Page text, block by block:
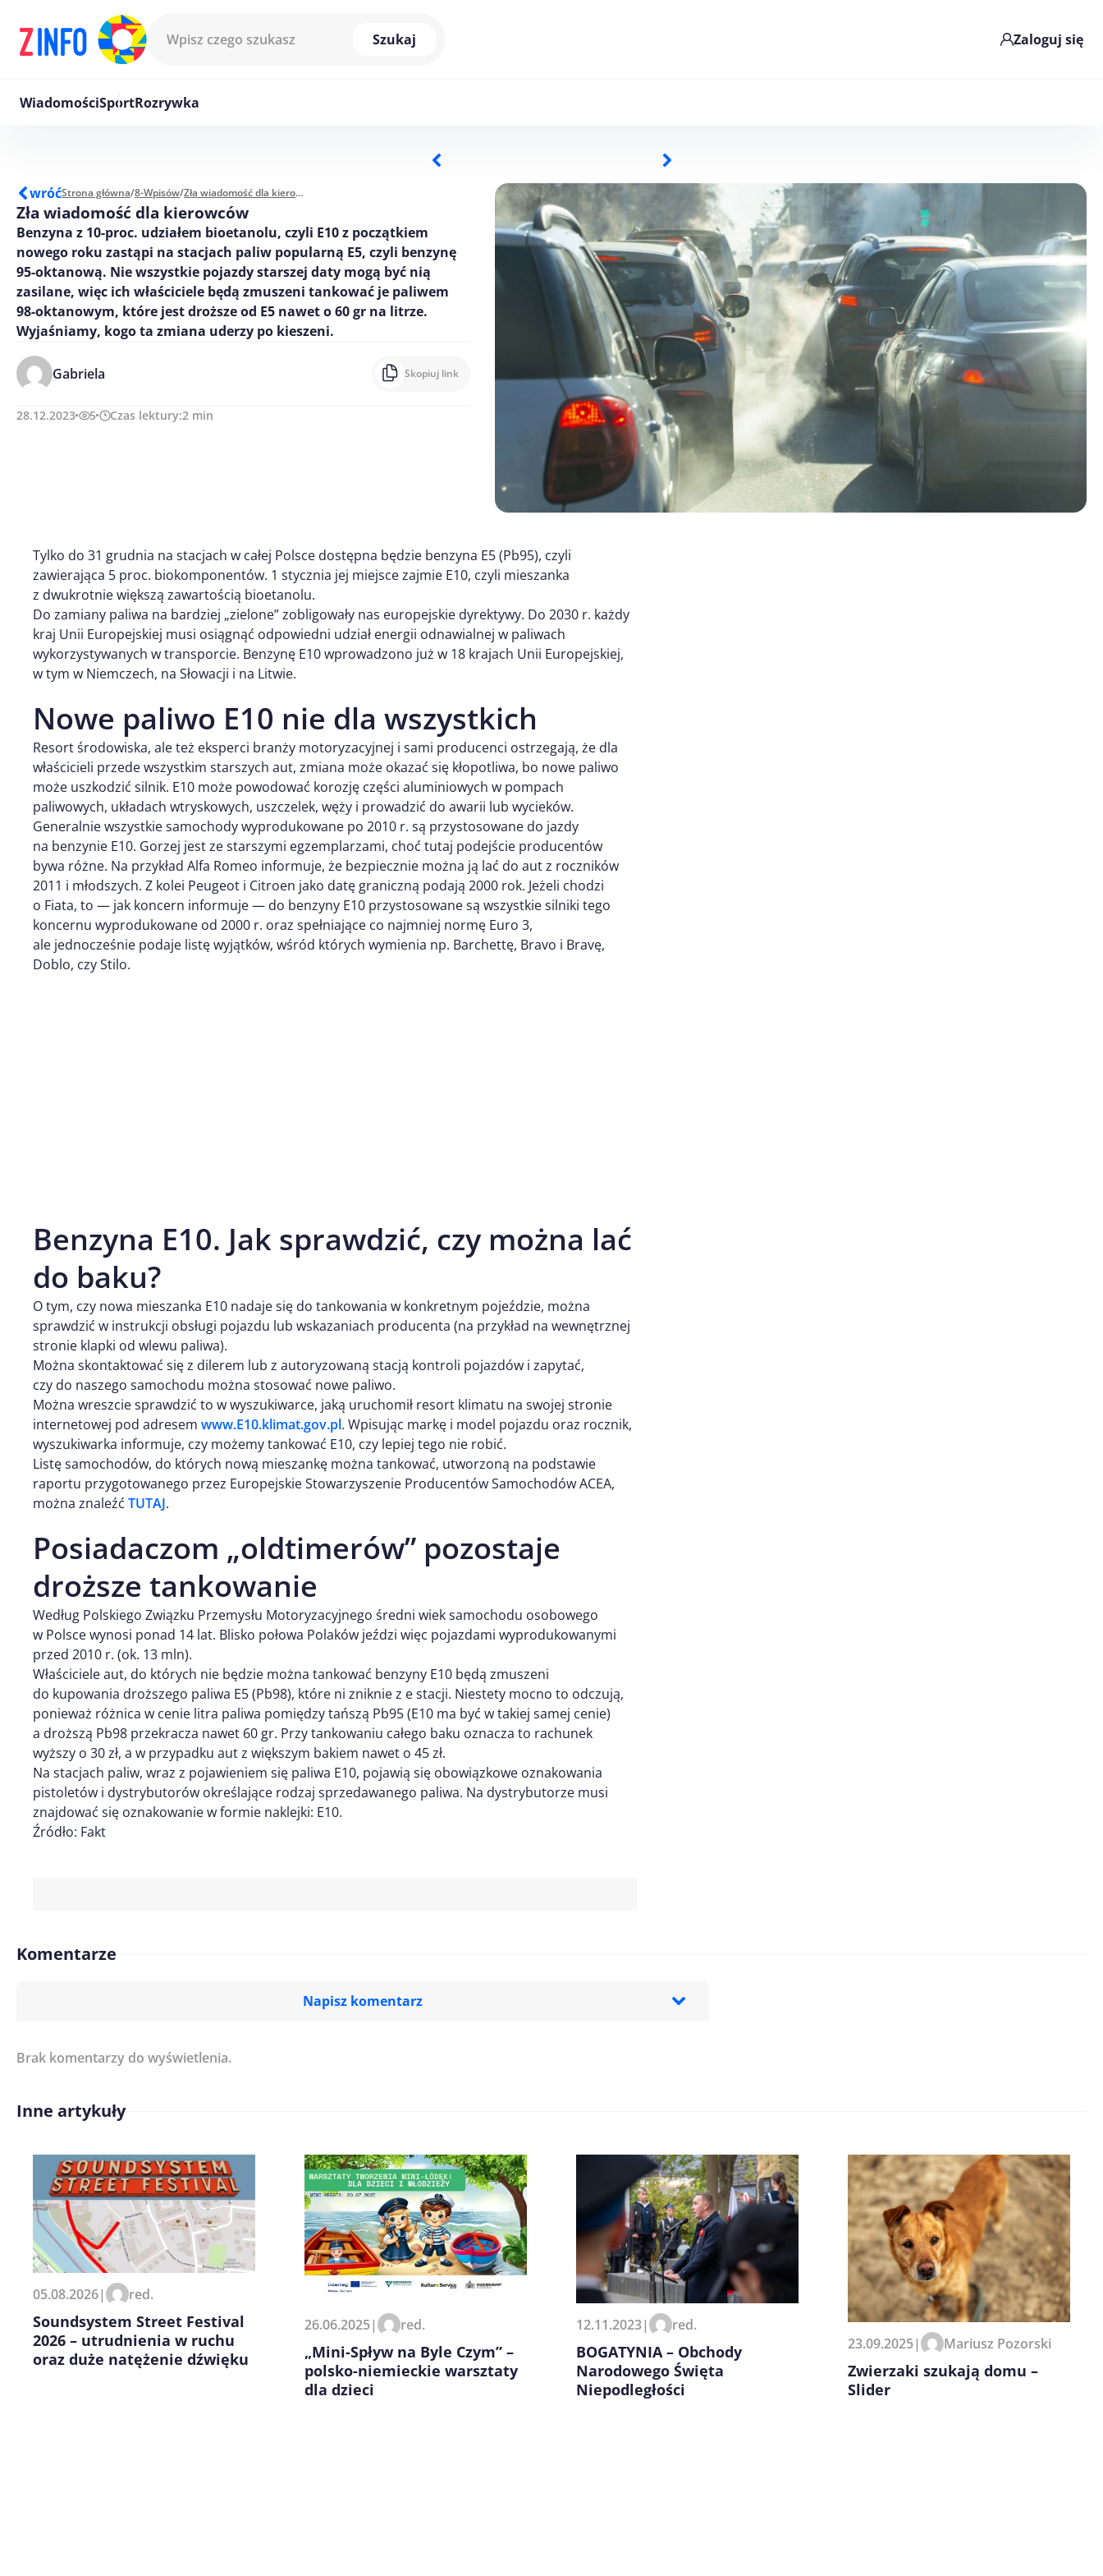
Szukaj
Zaloguj się
WiadomościSportRozrywka
wróćStrona główna/8-Wpisów/ Zła wiadomość dla kierowców
Zła wiadomość dla kierowców
Benzyna z 10-proc. udziałem bioetanolu, czyli E10 z początkiem
nowego roku zastąpi na stacjach paliw popularną E5, czyli benzynę
95-oktanową. Nie wszystkie pojazdy starszej daty mogą być nią
zasilane, więc ich właściciele będą zmuszeni tankować je paliwem
98-oktanowym, które jest droższe od E5 nawet o 60 gr na litrze.
Wyjaśniamy, kogo ta zmiana uderzy po kieszeni.
Gabriela Skopiuj link
28.12.2023 5 Czas lektury:2 min
Tylko do 31 grudnia na stacjach w całej Polsce dostępna będzie benzyna E5 (Pb95), czyli
zawierająca 5 proc. biokomponentów. 1 stycznia jej miejsce zajmie E10, czyli mieszanka
z dwukrotnie większą zawartością bioetanolu.
Do zamiany paliwa na bardziej „zielone” zobligowały nas europejskie dyrektywy. Do 2030 r. każdy
kraj Unii Europejskiej musi osiągnąć odpowiedni udział energii odnawialnej w paliwach
wykorzystywanych w transporcie. Benzynę E10 wprowadzono już w 18 krajach Unii Europejskiej,
w tym w Niemczech, na Słowacji i na Litwie.
Nowe paliwo E10 nie dla wszystkich
Resort środowiska, ale też eksperci branży motoryzacyjnej i sami producenci ostrzegają, że dla
właścicieli przede wszystkim starszych aut, zmiana może okazać się kłopotliwa, bo nowe paliwo
może uszkodzić silnik. E10 może powodować korozję części aluminiowych w pompach
paliwowych, układach wtryskowych, uszczelek, węży i prowadzić do awarii lub wycieków.
Generalnie wszystkie samochody wyprodukowane po 2010 r. są przystosowane do jazdy
na benzynie E10. Gorzej jest ze starszymi egzemplarzami, choć tutaj podejście producentów
bywa różne. Na przykład Alfa Romeo informuje, że bezpiecznie można ją lać do aut z roczników
2011 i młodszych. Z kolei Peugeot i Citroen jako datę graniczną podają 2000 rok. Jeżeli chodzi
o Fiata, to — jak koncern informuje — do benzyny E10 przystosowane są wszystkie silniki tego
koncernu wyprodukowane od 2000 r. oraz spełniające co najmniej normę Euro 3,
ale jednocześnie podaje listę wyjątków, wśród których wymienia np. Barchettę, Bravo i Bravę,
Doblo, czy Stilo.
Benzyna E10. Jak sprawdzić, czy można lać
do baku?
O tym, czy nowa mieszanka E10 nadaje się do tankowania w konkretnym pojeździe, można
sprawdzić w instrukcji obsługi pojazdu lub wskazaniach producenta (na przykład na wewnętrznej
stronie klapki od wlewu paliwa).
Można skontaktować się z dilerem lub z autoryzowaną stacją kontroli pojazdów i zapytać,
czy do naszego samochodu można stosować nowe paliwo.
Można wreszcie sprawdzić to w wyszukiwarce, jaką uruchomił resort klimatu na swojej stronie
internetowej pod adresem www.E10.klimat.gov.pl. Wpisując markę i model pojazdu oraz rocznik,
wyszukiwarka informuje, czy możemy tankować E10, czy lepiej tego nie robić.
Listę samochodów, do których nową mieszankę można tankować, utworzoną na podstawie
raportu przygotowanego przez Europejskie Stowarzyszenie Producentów Samochodów ACEA,
można znaleźć TUTAJ.
Posiadaczom „oldtimerów” pozostaje
droższe tankowanie
Według Polskiego Związku Przemysłu Motoryzacyjnego średni wiek samochodu osobowego
w Polsce wynosi ponad 14 lat. Blisko połowa Polaków jeździ więc pojazdami wyprodukowanymi
przed 2010 r. (ok. 13 mln).
Właściciele aut, do których nie będzie można tankować benzyny E10 będą zmuszeni
do kupowania droższego paliwa E5 (Pb98), które ni zniknie z e stacji. Niestety mocno to odczują,
ponieważ różnica w cenie litra paliwa pomiędzy tańszą Pb95 (E10 ma być w takiej samej cenie)
a droższą Pb98 przekracza nawet 60 gr. Przy tankowaniu całego baku oznacza to rachunek
wyższy o 30 zł, a w przypadku aut z większym bakiem nawet o 45 zł.
Na stacjach paliw, wraz z pojawieniem się paliwa E10, pojawią się obowiązkowe oznakowania
pistoletów i dystrybutorów określające rodzaj sprzedawanego paliwa. Na dystrybutorze musi
znajdować się oznakowanie w formie naklejki: E10.
Źródło: Fakt
Komentarze
Napisz komentarz
Imię/ Nick*
Zapamiętaj moje dane w tej przeglądarce podczas pisania
Brak komentarzy do wyświetlenia.
Inne artykuły
05.08.2026| red.
Soundsystem Street Festival
2026 – utrudnienia w ruchu
oraz duże natężenie dźwięku
26.06.2025| red.
„Mini-Spływ na Byle Czym” –
polsko-niemieckie warsztaty
dla dzieci
12.11.2023| red.
BOGATYNIA – Obchody
Narodowego Święta
Niepodległości
23.09.2025| Mariusz Pozorski
Zwierzaki szukają domu –
Slider